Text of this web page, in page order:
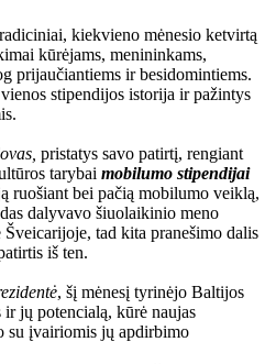
kiekvieno mėnesio ketvirtą
kūrėjams, menininkams,
prijaučiantiems ir besidomintiems.
stipendijos istorija ir pažintys
pristatys savo patirtį, rengiant
tarybai mobilumo stipendijai
ruošiant bei pačią mobilumo veiklą,
dalyvavo šiuolaikinio meno
tad kita pranešimo dalis
iš ten.
, šį mėnesį tyrinėjo Baltijos
jų potencialą, kūrė naujas
su įvairiomis jų apdirbimo